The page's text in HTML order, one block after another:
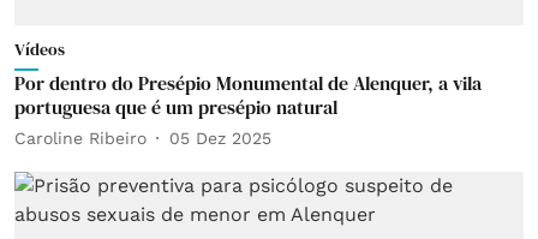
Vídeos
Por dentro do Presépio Monumental de Alenquer, a vila
portuguesa que é um presépio natural
Caroline Ribeiro 05 Dez 2025